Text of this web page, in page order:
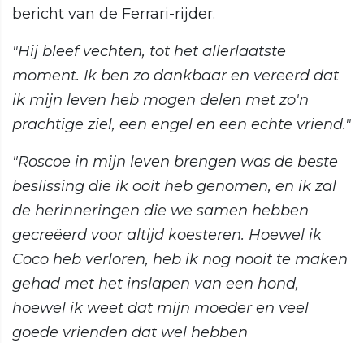
bericht van de Ferrari-rijder.
"Hij bleef vechten, tot het allerlaatste
moment. Ik ben zo dankbaar en vereerd dat
ik mijn leven heb mogen delen met zo'n
prachtige ziel, een engel en een echte vriend."
"Roscoe in mijn leven brengen was de beste
beslissing die ik ooit heb genomen, en ik zal
de herinneringen die we samen hebben
gecreëerd voor altijd koesteren. Hoewel ik
Coco heb verloren, heb ik nog nooit te maken
gehad met het inslapen van een hond,
hoewel ik weet dat mijn moeder en veel
goede vrienden dat wel hebben